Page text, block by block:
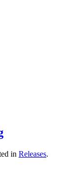
in Releases.